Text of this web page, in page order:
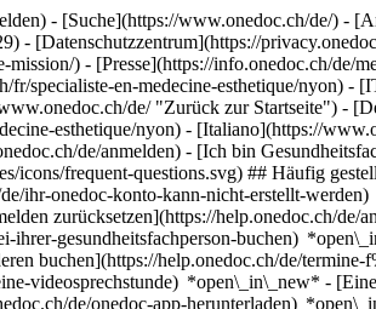
- [Suche](https://www.onedoc.ch/de/) -
- [Datenschutzzentrum](https://
) - [Presse](https://info.onedoc.ch/de/
specialiste-en-medecine-esthetique/nyon)
de/ "Zurück zur Startseite") -
esthetique/nyon) - [Italiano](https://
de/anmelden) - [Ich bin
icons/frequent-questions.svg) ## Häufig
ihr-onedoc-konto-kann-nicht-erstellt-
zurücksetzen](https://help.onedoc.ch/
ihrer-gesundheitsfachperson-buchen)
buchen](https://help.onedoc.ch/de/
videosprechstunde) *open\_in\_new* -
de/onedoc-app-herunterladen)